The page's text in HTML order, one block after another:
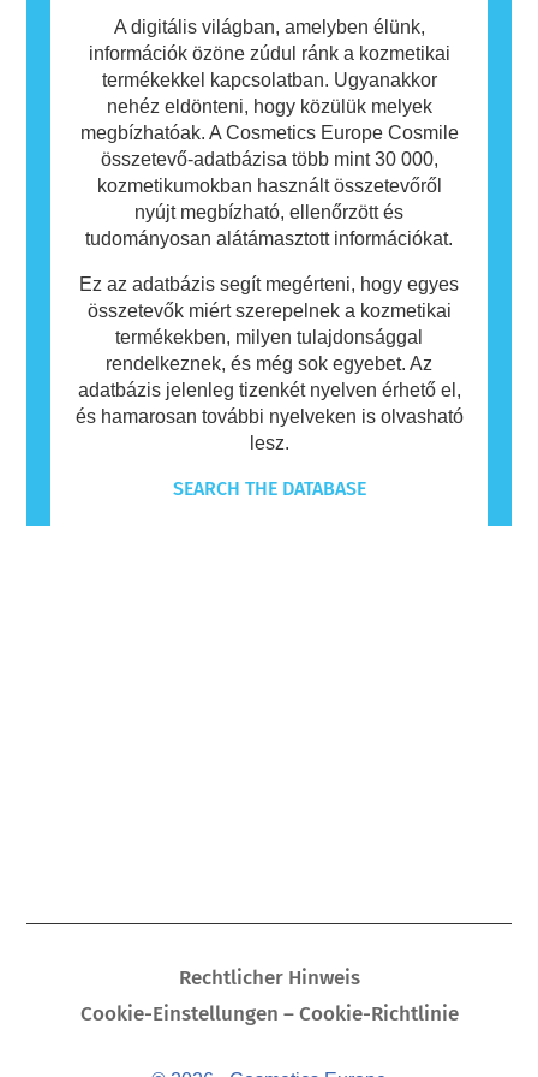
A digitális világban, amelyben élünk,
információk özöne zúdul ránk a kozmetikai
termékekkel kapcsolatban. Ugyanakkor
nehéz eldönteni, hogy közülük melyek
megbízhatóak. A Cosmetics Europe Cosmile
összetevő-adatbázisa több mint 30 000,
kozmetikumokban használt összetevőről
nyújt megbízható, ellenőrzött és
tudományosan alátámasztott információkat.
Ez az adatbázis segít megérteni, hogy egyes
összetevők miért szerepelnek a kozmetikai
termékekben, milyen tulajdonsággal
rendelkeznek, és még sok egyebet. Az
adatbázis jelenleg tizenkét nyelven érhető el,
és hamarosan további nyelveken is olvasható
lesz.
SEARCH THE DATABASE
Rechtlicher Hinweis
Cookie-Einstellungen – Cookie-Richtlinie